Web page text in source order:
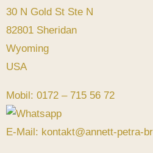
30 N Gold St Ste N
82801 Sheridan
Wyoming
USA
Mobil: 0172 – 715 56 72
E-Mail: kontakt@annett-petra-